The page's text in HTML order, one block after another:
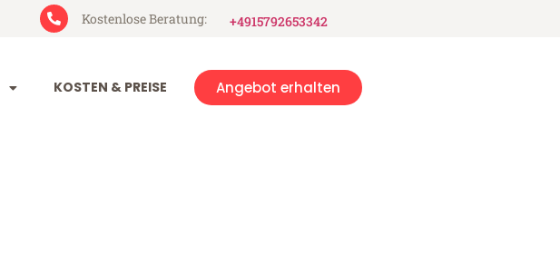
Kostenlose Beratung: +4915792653342
KOSTEN & PREISE Angebot erhalten